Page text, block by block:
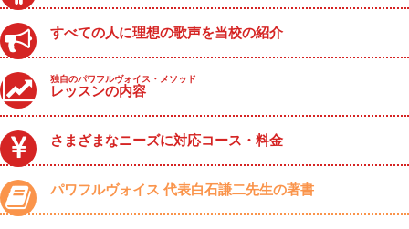
すべての人に理想の歌声を当校の紹介
独自のパワフルヴォイス・メソッド
レッスンの内容
さまざまなニーズに対応コース・料金
パワフルヴォイス 代表白石謙二先生の著書